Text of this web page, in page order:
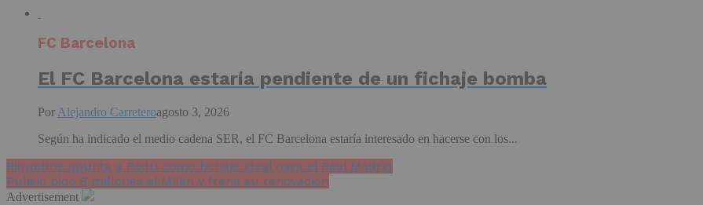
FC Barcelona
El FC Barcelona estaría pendiente de un fichaje bomba
Por Alejandro Carreteroagosto 3, 2026
Según ha indicado el medio cadena SER, el FC Barcelona estaría interesado en hacerse con los...
Riquelme apunta a Rodri como fichaje ideal para el Real Madrid
Pulisic pide 8 millones al Milán y frena su renovación
Advertisement